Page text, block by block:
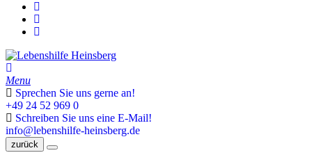
Menu
Sprechen Sie uns gerne an!
+49 24 52 969 0
Schreiben Sie uns eine E-Mail!
info@lebenshilfe-heinsberg.de
zurück